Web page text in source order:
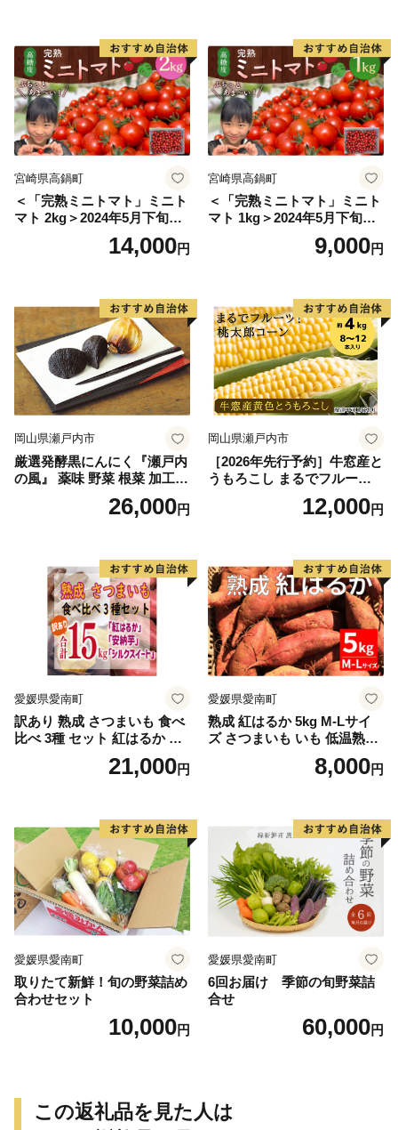
宮崎県高鍋町
＜「完熟ミニトマト」ミニト
マト 2kg＞2024年5月下旬迄
に順次出荷 野菜ソムリエサ
ミット アルル・リリカ共に
県 高鍋町産 産地直送 有機肥
料使用 高糖度 西森農園
14,000円
宮崎県高鍋町
＜「完熟ミニトマト」ミニト
マト 1kg＞2024年5月下旬迄
に順次出荷 野菜ソムリエサ
ミット アルル・リリカ共に
県 高鍋町産 産地直送 有機肥
料使用 高糖度 西森農園
9,000円
岡山県瀬戸内市
厳選発酵黒にんにく『瀬戸内
の風』 薬味 野菜 根菜 加工食
26,000円
岡山県瀬戸内市
［2026年先行予約］牛窓産と
うもろこし まるでフルー
ツ！最高糖度25度超え 生で
甘い、茹でて美味い！ 黄色
野菜
12,000円
愛媛県愛南町
訳あり 熟成 さつまいも 食べ
比べ 3種 セット 紅はるか 安
納芋 シルクスイート 合計 15
kg サイズ混合 サツマイモ 焼
芋 ほしいも スイートポテト
いも天 サイズミックス 甘い
ねっとり 生芋 新芋 あんのう
いも 甘藷 べにはるか スイー
ツ 国産 糖度 産地直送 農家直
送 数量限定 21000円 愛媛 愛
南 ミッチーのおみかん畑
21,000円
愛媛県愛南町
熟成 紅はるか 5kg M-Lサイ
ズ さつまいも いも 低温熟成
完全熟成収穫 甘い 糖度 焼き
芋 やきいも スイートポテト
8,000円
愛媛県愛南町
取りたて新鮮！旬の野菜詰め
合わせセット
10,000円
愛媛県愛南町
6回お届け 季節の旬野菜詰
合せ
60,000円
この返礼品を見た人は